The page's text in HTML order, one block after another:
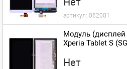
артикул: 062001
Модуль (дисплей
Xperia Tablet S
Нет